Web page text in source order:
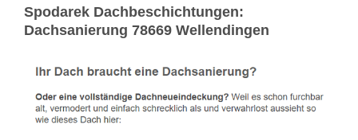
Spodarek Dachbeschichtungen:
Dachsanierung 78669 Wellendingen